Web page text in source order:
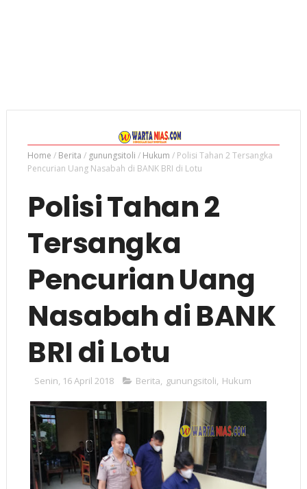
Home / Berita / gunungsitoli / Hukum / Polisi Tahan 2 Tersangka
Pencurian Uang Nasabah di BANK BRI di Lotu
Polisi Tahan 2
Tersangka
Pencurian Uang
Nasabah di BANK
BRI di Lotu
Senin, 16 April 2018 Berita, gunungsitoli, Hukum